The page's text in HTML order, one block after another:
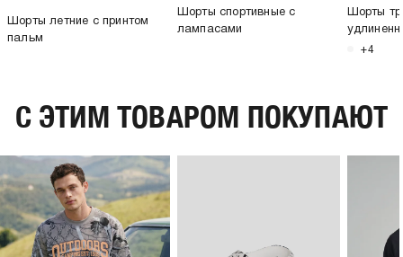
Шорты летние с принтом
пальм
Шорты спортивные с
лампасами
Шорты
+4
C ЭТИМ ТОВАРОМ ПОКУПАЮТ